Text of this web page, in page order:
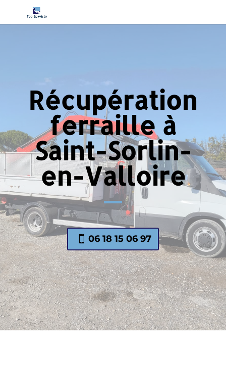
Récupération
ferraille à
Saint-Sorlin-
en-Valloire
06 18 15 06 97